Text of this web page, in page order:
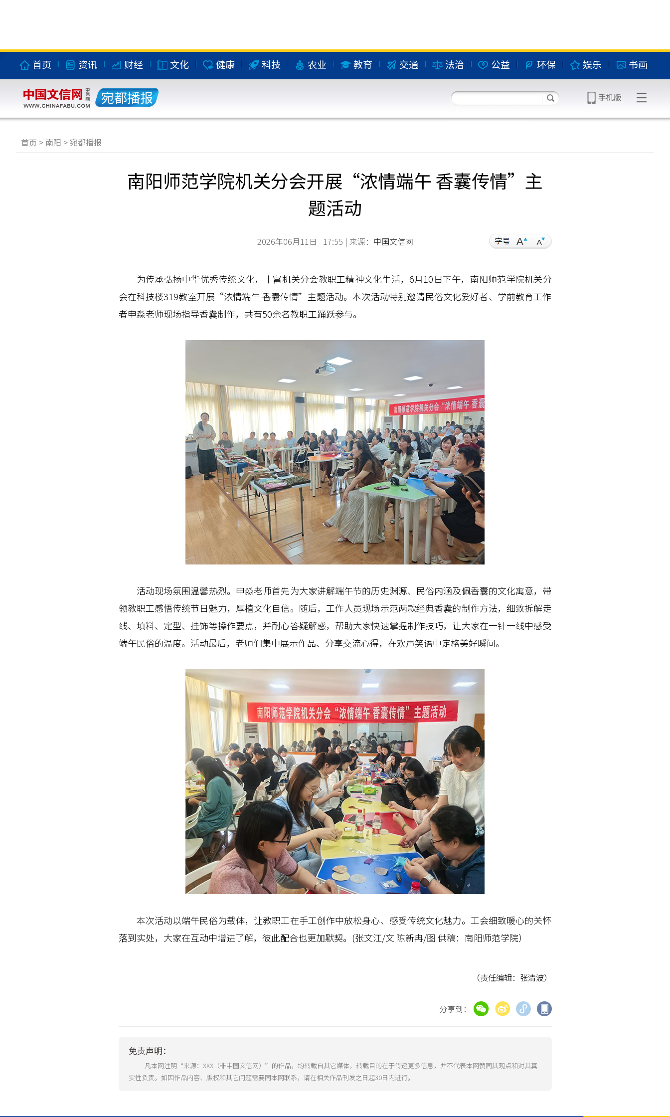
首页 资讯 财经 文化 健康 科技 农业 教育 交通 法治 公益 环保 娱乐 书画
宛都播报
首页 > 南阳 >宛都播报
南阳师范学院机关分会开展“浓情端午 香囊传情”主
题活动
2026年06月11日 17:55 | 来源： 中国文信网
为传承弘扬中华优秀传统文化，丰富机关分会教职工精神文化生活，6月10日下午，南阳师范学院机关分
会在科技楼319教室开展“浓情端午 香囊传情”主题活动。本次活动特别邀请民俗文化爱好者、学前教育工作
者申淼老师现场指导香囊制作，共有50余名教职工踊跃参与。
活动现场氛围温馨热烈。申淼老师首先为大家讲解端午节的历史渊源、民俗内涵及佩香囊的文化寓意，带
领教职工感悟传统节日魅力，厚植文化自信。随后，工作人员现场示范两款经典香囊的制作方法，细致拆解走
线、填料、定型、挂饰等操作要点，并耐心答疑解惑，帮助大家快速掌握制作技巧，让大家在一针一线中感受
端午民俗的温度。活动最后，老师们集中展示作品、分享交流心得，在欢声笑语中定格美好瞬间。
本次活动以端午民俗为载体，让教职工在手工创作中放松身心、感受传统文化魅力。工会细致暖心的关怀
落到实处，大家在互动中增进了解，彼此配合也更加默契。(张文江/文 陈新冉/图供稿：南阳师范学院）
（责任编辑：张清波）
分享到：
免责声明：
凡本网注明“来源：XXX（非中国文信网）”的作品，均转载自其它媒体，转载目的在于传递更多信息，并不代表本网赞同其观点和对其真
实性负责。如因作品内容、版权和其它问题需要同本网联系，请在相关作品刊发之日起30日内进行。